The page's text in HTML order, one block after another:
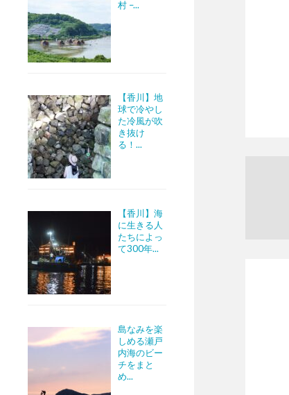
村 –...
【香川】地
球で冷やし
た冷風が吹
き抜け
る！...
【香川】海
に生きる人
たちによっ
て300年...
島なみを楽
しめる瀬戸
内海のビー
チをまと
め...